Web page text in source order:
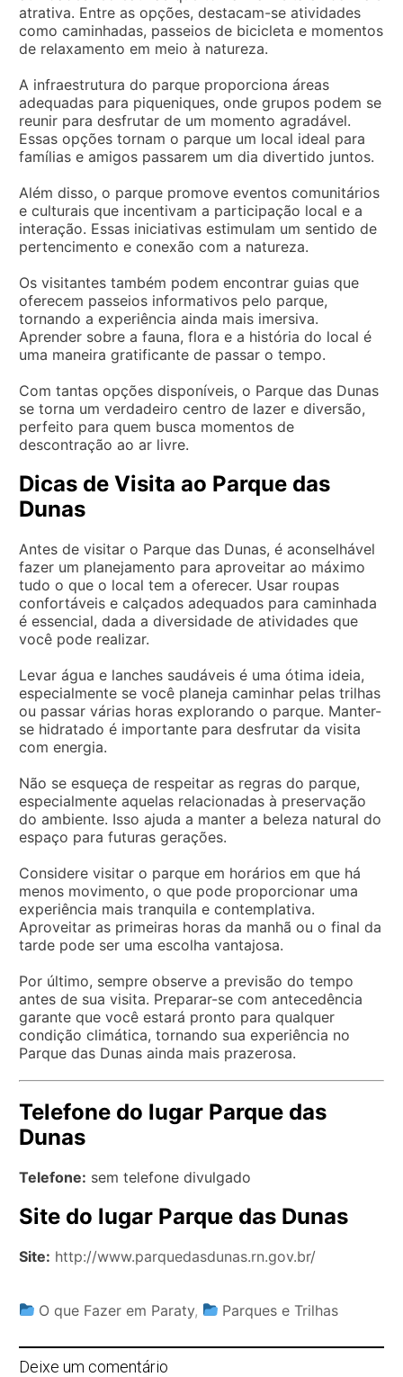
atrativa. Entre as opções, destacam-se atividades
como caminhadas, passeios de bicicleta e momentos
de relaxamento em meio à natureza.
A infraestrutura do parque proporciona áreas
adequadas para piqueniques, onde grupos podem se
reunir para desfrutar de um momento agradável.
Essas opções tornam o parque um local ideal para
famílias e amigos passarem um dia divertido juntos.
Além disso, o parque promove eventos comunitários
e culturais que incentivam a participação local e a
interação. Essas iniciativas estimulam um sentido de
pertencimento e conexão com a natureza.
Os visitantes também podem encontrar guias que
oferecem passeios informativos pelo parque,
tornando a experiência ainda mais imersiva.
Aprender sobre a fauna, flora e a história do local é
uma maneira gratificante de passar o tempo.
Com tantas opções disponíveis, o Parque das Dunas
se torna um verdadeiro centro de lazer e diversão,
perfeito para quem busca momentos de
descontração ao ar livre.
Dicas de Visita ao Parque das
Dunas
Antes de visitar o Parque das Dunas, é aconselhável
fazer um planejamento para aproveitar ao máximo
tudo o que o local tem a oferecer. Usar roupas
confortáveis e calçados adequados para caminhada
é essencial, dada a diversidade de atividades que
você pode realizar.
Levar água e lanches saudáveis é uma ótima ideia,
especialmente se você planeja caminhar pelas trilhas
ou passar várias horas explorando o parque. Manter-
se hidratado é importante para desfrutar da visita
com energia.
Não se esqueça de respeitar as regras do parque,
especialmente aquelas relacionadas à preservação
do ambiente. Isso ajuda a manter a beleza natural do
espaço para futuras gerações.
Considere visitar o parque em horários em que há
menos movimento, o que pode proporcionar uma
experiência mais tranquila e contemplativa.
Aproveitar as primeiras horas da manhã ou o final da
tarde pode ser uma escolha vantajosa.
Por último, sempre observe a previsão do tempo
antes de sua visita. Preparar-se com antecedência
garante que você estará pronto para qualquer
condição climática, tornando sua experiência no
Parque das Dunas ainda mais prazerosa.
Telefone do lugar Parque das
Dunas
Telefone: sem telefone divulgado
Site do lugar Parque das Dunas
Site: http://www.parquedasdunas.rn.gov.br/
O que Fazer em Paraty, Parques e Trilhas
Deixe um comentário